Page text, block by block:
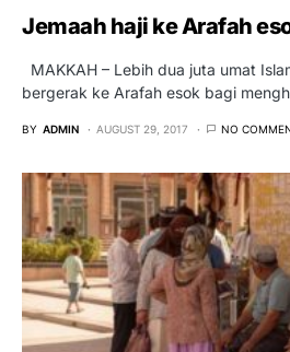
Jemaah haji ke Arafah
MAKKAH – Lebih dua juta umat
bergerak ke Arafah esok bagi
BY ADMIN AUGUST 29, 2017 NO